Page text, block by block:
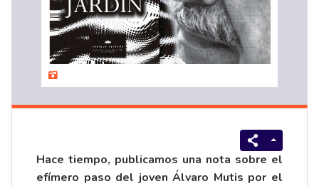
Hace tiempo, publicamos una nota sobre el
efímero paso del jovenÁlvaro Mutis por el